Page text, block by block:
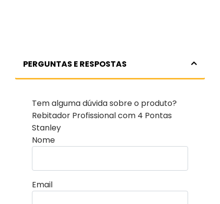
PERGUNTAS E RESPOSTAS
Tem alguma dúvida sobre o produto?
Rebitador Profissional com 4 Pontas
Stanley
Nome
Email